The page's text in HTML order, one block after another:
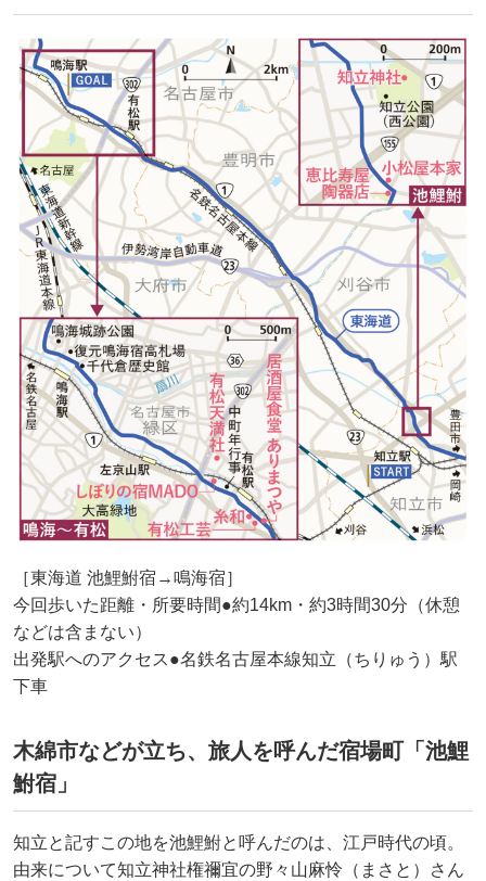
［東海道 池鯉鮒宿→鳴海宿］
今回歩いた距離・所要時間●約14km・約3時間30分（休憩
などは含まない）
出発駅へのアクセス●名鉄名古屋本線知立（ちりゅう）駅
下車
木綿市などが立ち、旅人を呼んだ宿場町「池鯉
鮒宿」
知立と記すこの地を池鯉鮒と呼んだのは、江戸時代の頃。
由来について知立神社権禰宜の野々山麻怜（まさと）さん